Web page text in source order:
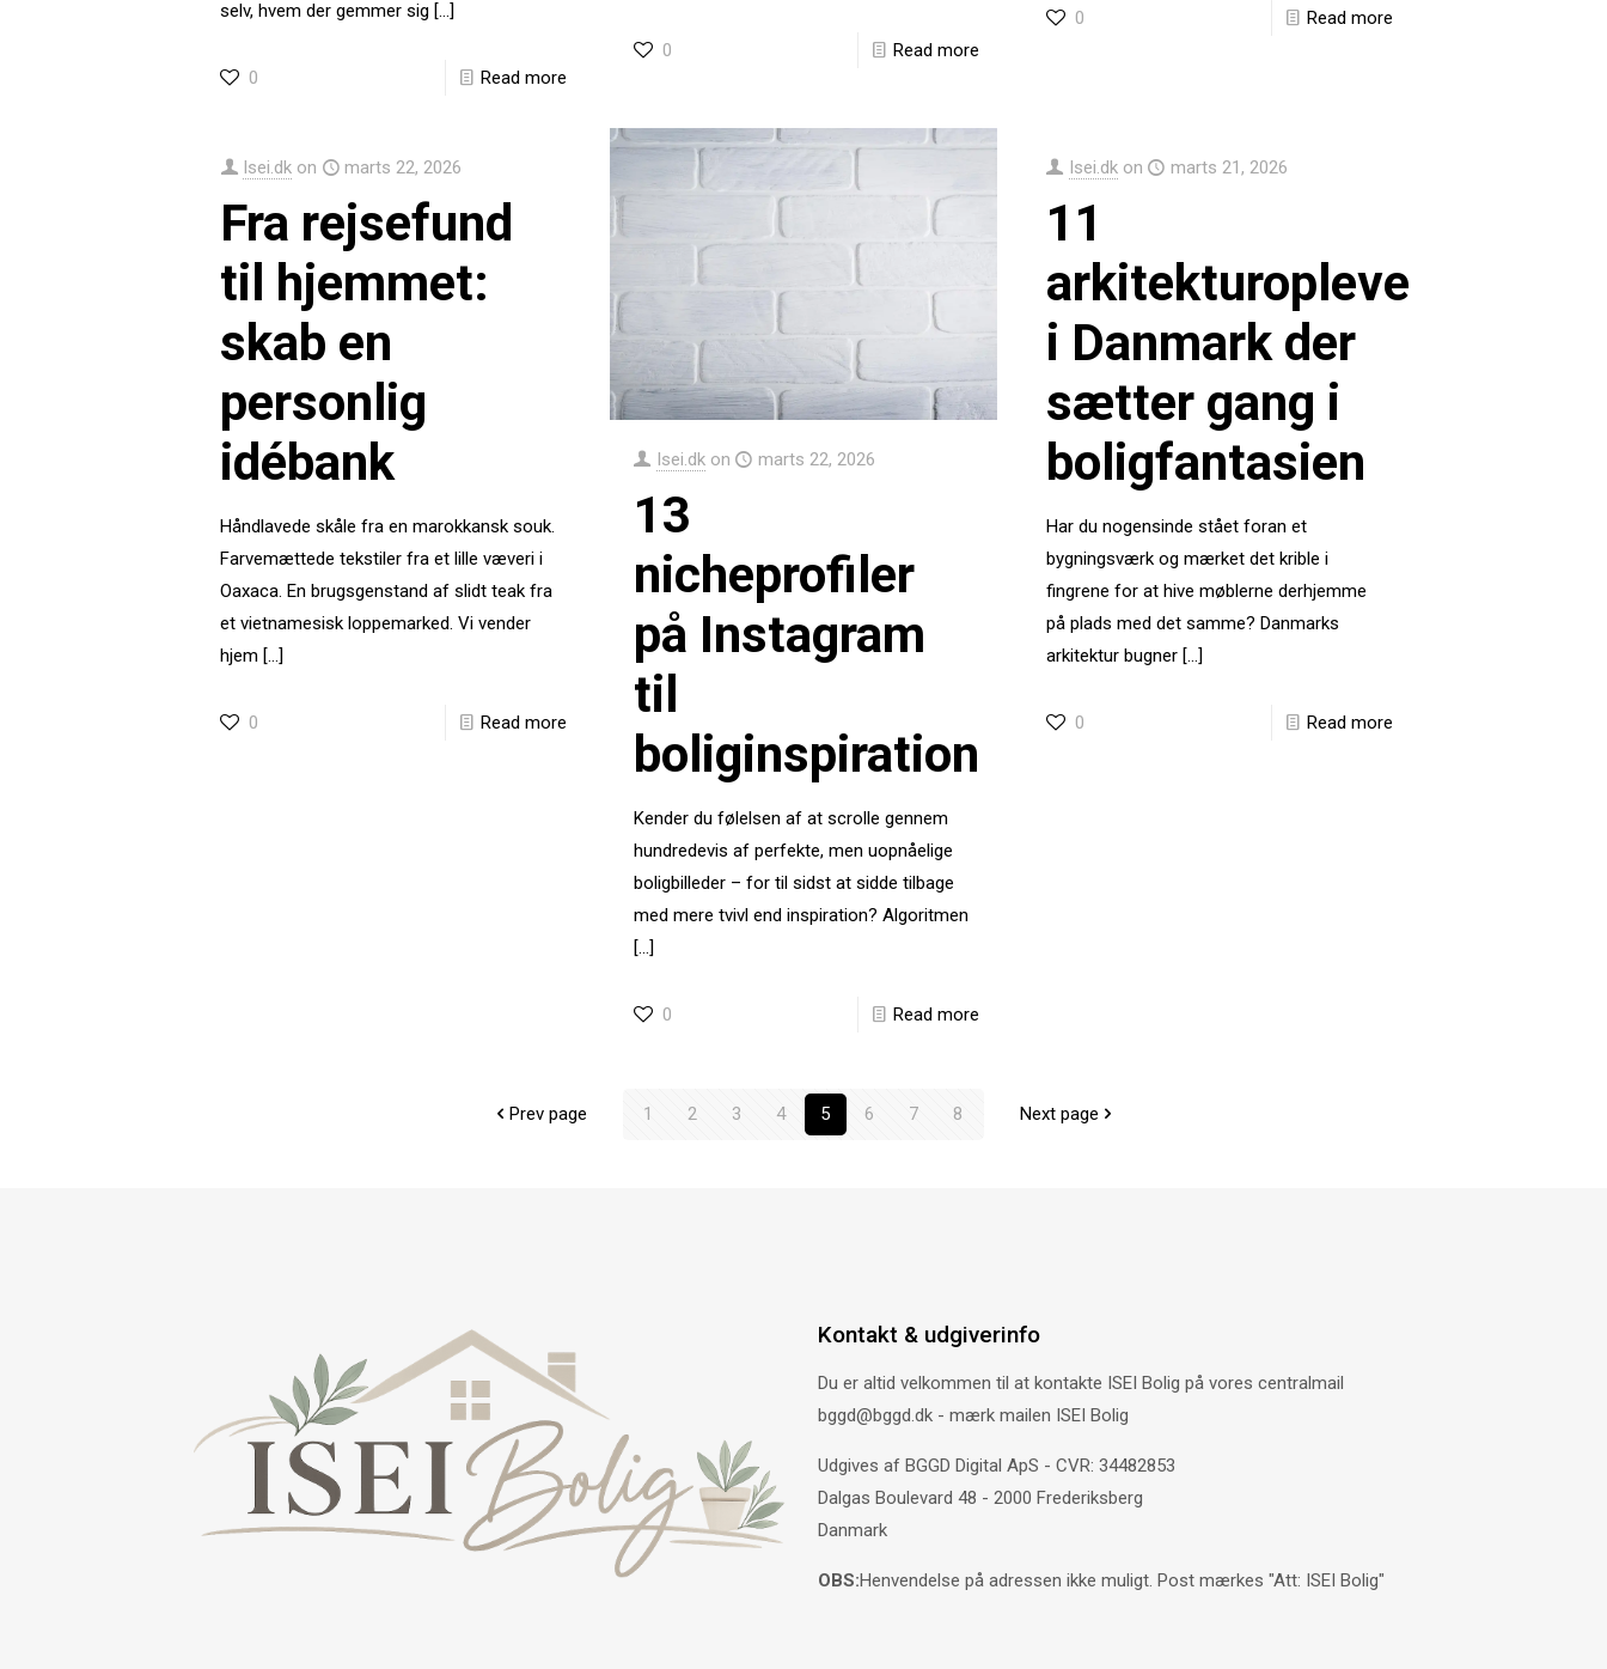
selv, hvem der gemmer sig […]
0 Read more
0 Read more
0 Read more
Isei.dk on marts 22, 2026
Fra rejsefund
til hjemmet:
skab en
personlig
idébank
Håndlavede skåle fra en marokkansk souk.
Farvemættede tekstiler fra et lille væveri i
Oaxaca. En brugsgenstand af slidt teak fra
et vietnamesisk loppemarked. Vi vender
hjem […]
0 Read more
Isei.dk on marts 22, 2026
13
nicheprofiler
på Instagram
til
boliginspiration
Kender du følelsen af at scrolle gennem
hundredevis af perfekte, men uopnåelige
boligbilleder – for til sidst at sidde tilbage
med mere tvivl end inspiration? Algoritmen
[…]
0 Read more
Isei.dk on marts 21, 2026
11
arkitekturoplevelser
i Danmark der
sætter gang i
boligfantasien
Har du nogensinde stået foran et
bygnings­værk og mærket det krible i
fingrene for at hive møblerne derhjemme
på plads med det samme? Danmarks
arkitektur bugner[…]
0 Read more
Prev page 1 2 3 4 5 6 7 8 Next page
Kontakt & udgiverinfo
Du er altid velkommen til at kontakte ISEI Bolig på vores centralmail
bggd@bggd.dk - mærk mailen ISEI Bolig
Udgives af BGGD Digital ApS - CVR: 34482853
Dalgas Boulevard 48 - 2000 Frederiksberg
Danmark
OBS:Henvendelse på adressen ikke muligt. Post mærkes "Att: ISEI Bolig"